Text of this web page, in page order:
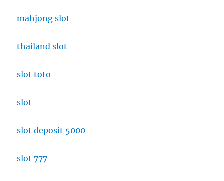
mahjong slot
thailand slot
slot toto
slot
slot deposit 5000
slot 777